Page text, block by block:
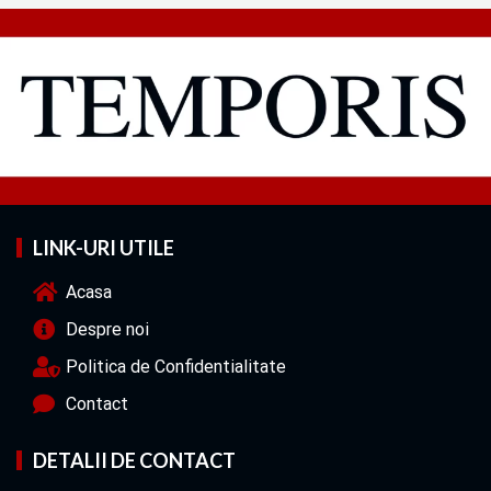
LINK-URI UTILE
Acasa
Despre noi
Politica de Confidentialitate
Contact
DETALII DE CONTACT